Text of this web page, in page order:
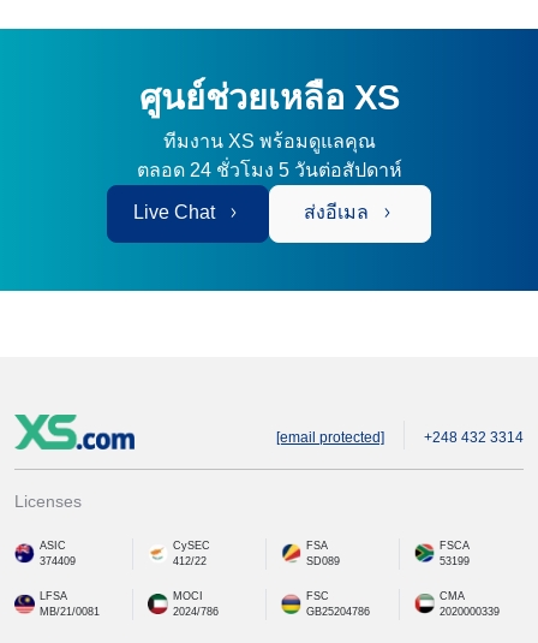
ศูนย์ช่วยเหลือ XS
ทีมงาน XS พร้อมดูแลคุณ
ตลอด 24 ชั่วโมง 5 วันต่อสัปดาห์
Live Chat ส่งอีเมล
[email protected] +248 432 3314
Licenses
ASIC
374409
CySEC
412/22
FSA
SD089
FSCA
53199
LFSA
MB/21/0081
MOCI
2024/786
FSC
GB25204786
CMA
2020000339